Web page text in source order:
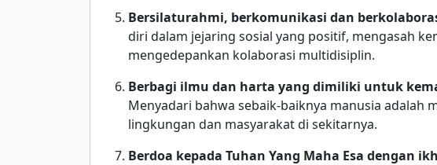
Bersilaturahmi, berkomunikasi dan
diri dalam jejaring sosial yang positif, mengasah
mengedepankan kolaborasi multidisiplin.
Berbagi ilmu dan harta yang dimiliki untuk
Menyadari bahwa sebaik-baiknya manusia adalah
lingkungan dan masyarakat di sekitarnya.
Berdoa kepada Tuhan Yang Maha Esa dengan